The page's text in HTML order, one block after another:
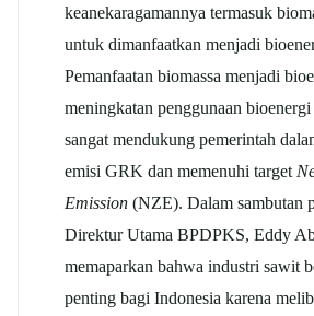
keanekaragamannya termasuk
untuk dimanfaatkan menjadi
Pemanfaatan biomassa menjadi
meningkatan penggunaan
sangat mendukung pemerintah
emisi GRK dan memenuhi target
Emission (NZE). Dalam sambutan
Direktur Utama BPDPKS, Eddy
memaparkan bahwa industri sawit
penting bagi Indonesia karena